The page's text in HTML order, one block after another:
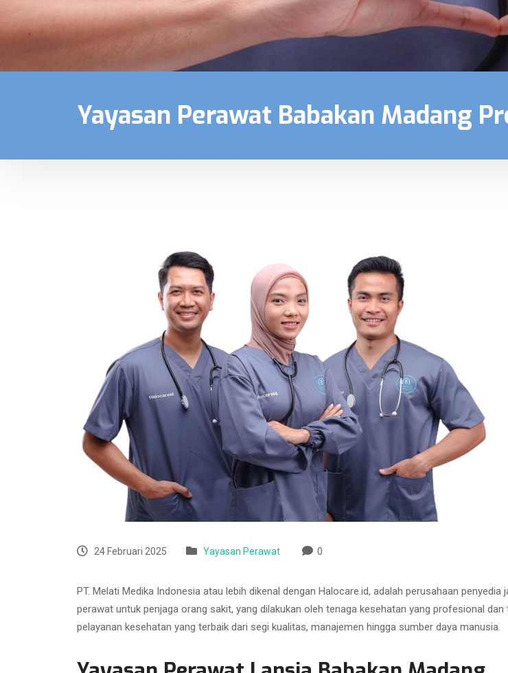
Yayasan Perawat Babakan Madang
24 Februari 2025 Yayasan Perawat 0
PT. Melati Medika Indonesia atau lebih dikenal dengan Halocare.id, adalah perusahaan
perawat untuk penjaga orang sakit, yang dilakukan oleh tenaga kesehatan yang profesional
pelayanan kesehatan yang terbaik dari segi kualitas, manajemen hingga sumber daya manusia.